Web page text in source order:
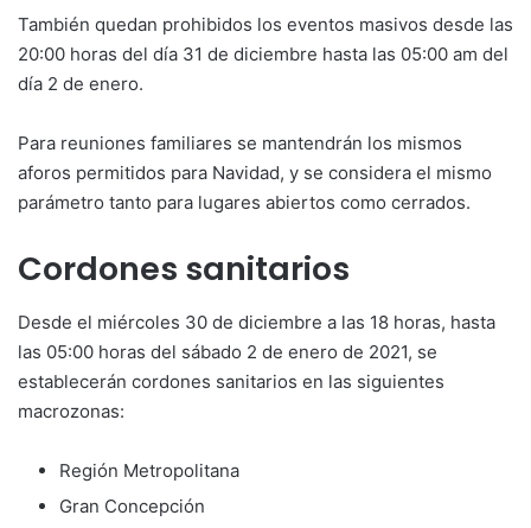
También quedan prohibidos los eventos masivos desde las
20:00 horas del día 31 de diciembre hasta las 05:00 am del
día 2 de enero.
Para reuniones familiares se mantendrán los mismos
aforos permitidos para Navidad, y se considera el mismo
parámetro tanto para lugares abiertos como cerrados.
Cordones sanitarios
Desde el miércoles 30 de diciembre a las 18 horas, hasta
las 05:00 horas del sábado 2 de enero de 2021, se
establecerán cordones sanitarios en las siguientes
macrozonas:
Región Metropolitana
Gran Concepción